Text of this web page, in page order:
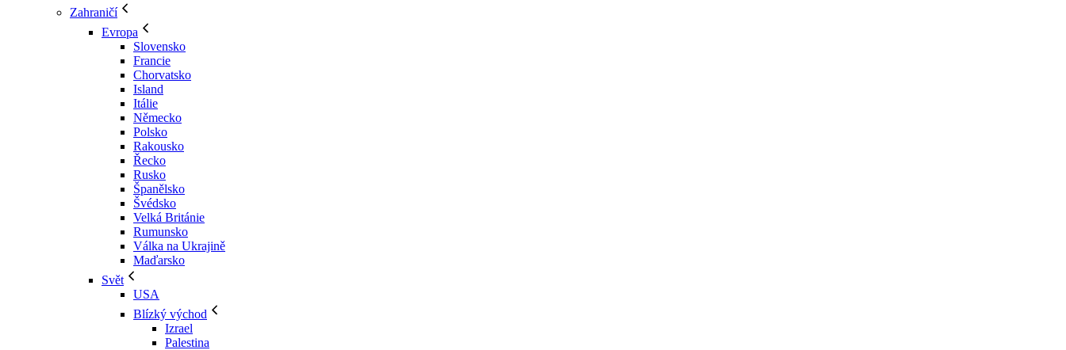
Zahraničí
Evropa
Slovensko
Francie
Chorvatsko
Island
Itálie
Německo
Polsko
Rakousko
Řecko
Rusko
Španělsko
Švédsko
Velká Británie
Rumunsko
Válka na Ukrajině
Maďarsko
Svět
USA
Blízký východ
Izrael
Palestina